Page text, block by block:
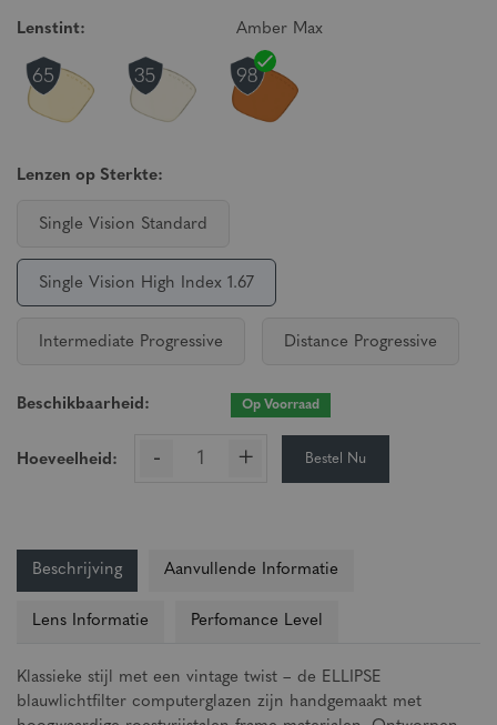
Lenstint: Amber Max
Lenzen op Sterkte:
Single Vision Standard
Single Vision High Index 1.67
Intermediate Progressive Distance Progressive
Beschikbaarheid: Op Voorraad
Hoeveelheid: - + Bestel Nu
Beschrijving Aanvullende Informatie
Lens Informatie Perfomance Level
Klassieke stijl met een vintage twist – de ELLIPSE
blauwlichtfilter computerglazen zijn handgemaakt met